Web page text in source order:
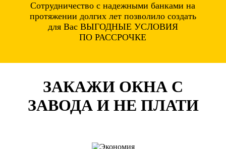
Сотрудничество с надежными банками на
протяжении долгих лет позволило создать
для Вас ВЫГОДНЫЕ УСЛОВИЯ
ПО РАССРОЧКЕ
ЗАКАЖИ ОКНА С
ЗАВОДА И НЕ ПЛАТИ